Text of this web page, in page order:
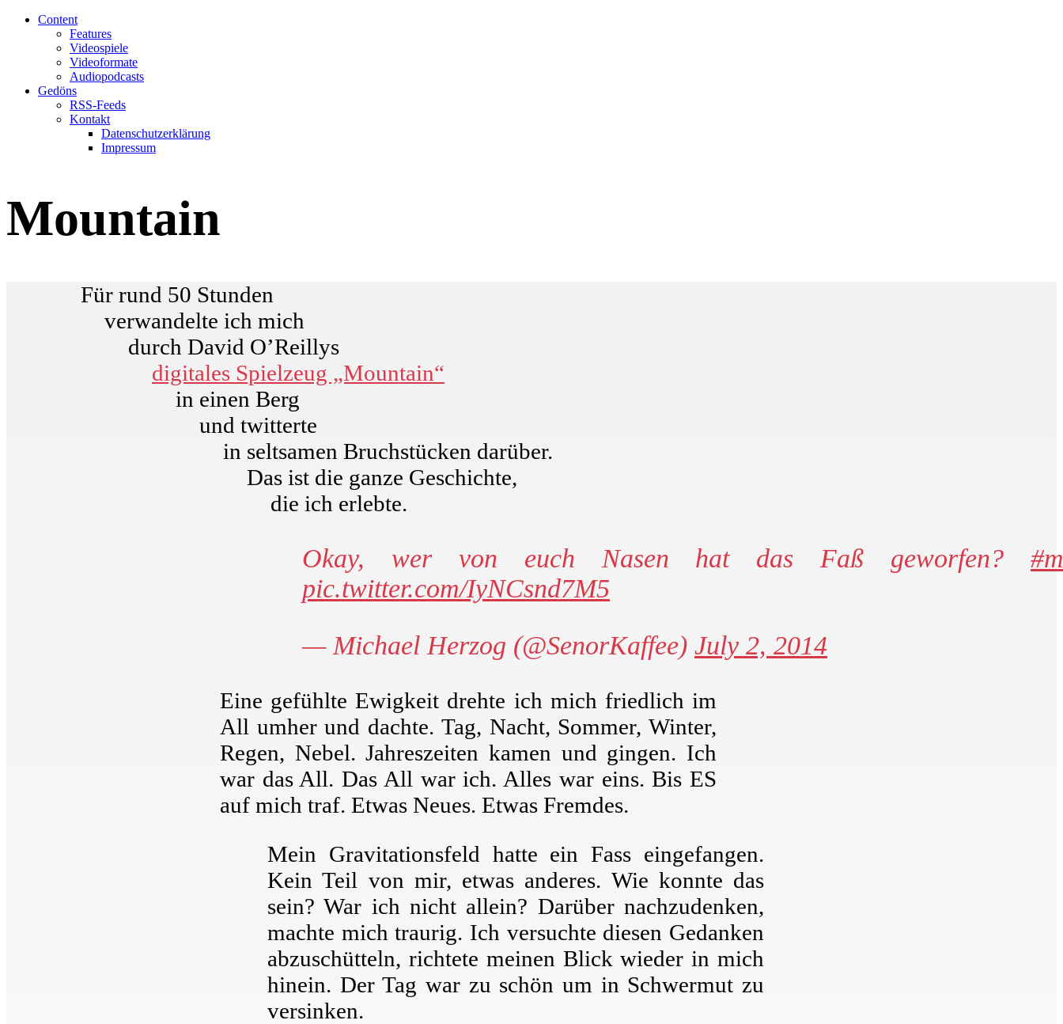
Content
Features
Videospiele
Videoformate
Audiopodcasts
Gedöns
RSS-Feeds
Kontakt
Datenschutzerklärung
Impressum
Mountain
Für rund 50 Stunden
verwandelte ich mich
durch David O’Reillys
digitales Spielzeug „Mountain“
in einen Berg
und twitterte
in seltsamen Bruchstücken darüber.
Das ist die ganze Geschichte,
die ich erlebte.
Okay, wer von euch Nasen hat das Faß geworfen?
pic.twitter.com/IyNCsnd7M5
— Michael Herzog (@SenorKaffee) July 2, 2014
Eine gefühlte Ewigkeit drehte ich mich friedlich im
All umher und dachte. Tag, Nacht, Sommer, Winter,
Regen, Nebel. Jahreszeiten kamen und gingen. Ich
war das All. Das All war ich. Alles war eins. Bis ES
auf mich traf. Etwas Neues. Etwas Fremdes.
Mein Gravitationsfeld hatte ein Fass eingefangen.
Kein Teil von mir, etwas anderes. Wie konnte das
sein? War ich nicht allein? Darüber nachzudenken,
machte mich traurig. Ich versuchte diesen Gedanken
abzuschütteln, richtete meinen Blick wieder in mich
hinein. Der Tag war zu schön um in Schwermut zu
versinken.